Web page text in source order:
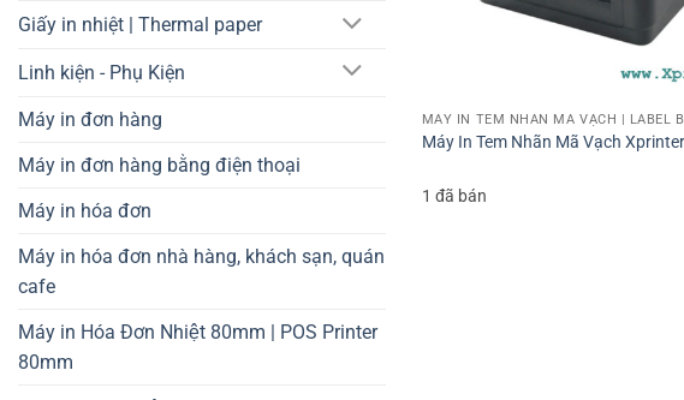
Giấy in nhiệt | Thermal paper
Linh kiện - Phụ Kiện
Máy in đơn hàng
Máy in đơn hàng bằng điện thoại
Máy in hóa đơn
Máy in hóa đơn nhà hàng, khách sạn, quán
cafe
Máy in Hóa Đơn Nhiệt 80mm | POS Printer
80mm
Máy In Tem Nhãn Mã Vạch
1 đã bán